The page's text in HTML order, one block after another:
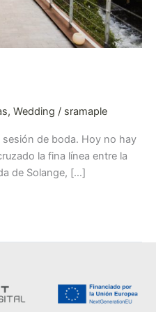
, Wedding / sramaple
sesión de boda. Hoy no hay
la fina línea entre la
de Solange, […]